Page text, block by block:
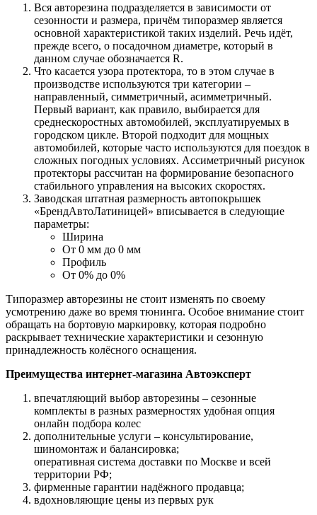
Вся авторезина подразделяется в зависимости от
сезонности и размера, причём типоразмер является
основной характеристикой таких изделий. Речь идёт,
прежде всего, о посадочном диаметре, который в
данном случае обозначается R.
Что касается узора протектора, то в этом случае в
производстве используются три категории –
направленный, симметричный, асимметричный.
Первый вариант, как правило, выбирается для
среднескоростных автомобилей, эксплуатируемых в
городском цикле. Второй подходит для мощных
автомобилей, которые часто используются для поездок в
сложных погодных условиях. Ассиметричный рисунок
протекторы рассчитан на формирование безопасного
стабильного управления на высоких скоростях.
Заводская штатная размерность автопокрышек
«БрендАвтоЛатиницей» вписывается в следующие
параметры:
Ширина
От 0 мм до 0 мм
Профиль
От 0% до 0%
Типоразмер авторезины не стоит изменять по своему
усмотрению даже во время тюнинга. Особое внимание стоит
обращать на бортовую маркировку, которая подробно
раскрывает технические характеристики и сезонную
принадлежность колёсного оснащения.
Преимущества интернет-магазина Автоэксперт
впечатляющий выбор авторезины – сезонные
комплекты в разных размерностях удобная опция
онлайн подбора колес
дополнительные услуги – консультирование,
шиномонтаж и балансировка;
оперативная система доставки по Москве и всей
территории РФ;
фирменные гарантии надёжного продавца;
вдохновляющие цены из первых рук